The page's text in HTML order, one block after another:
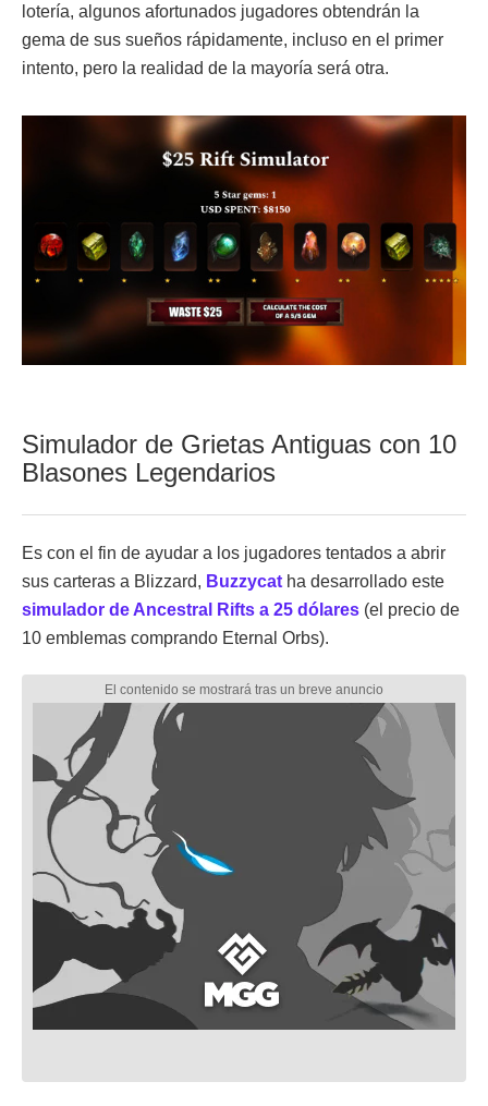
lotería, algunos afortunados jugadores obtendrán la
gema de sus sueños rápidamente, incluso en el primer
intento, pero la realidad de la mayoría será otra.
Simulador de Grietas Antiguas con 10
Blasones Legendarios
Es con el fin de ayudar a los jugadores tentados a abrir
sus carteras a Blizzard, Buzzycat ha desarrollado este
simulador de Ancestral Rifts a 25 dólares (el precio de
10 emblemas comprando Eternal Orbs).